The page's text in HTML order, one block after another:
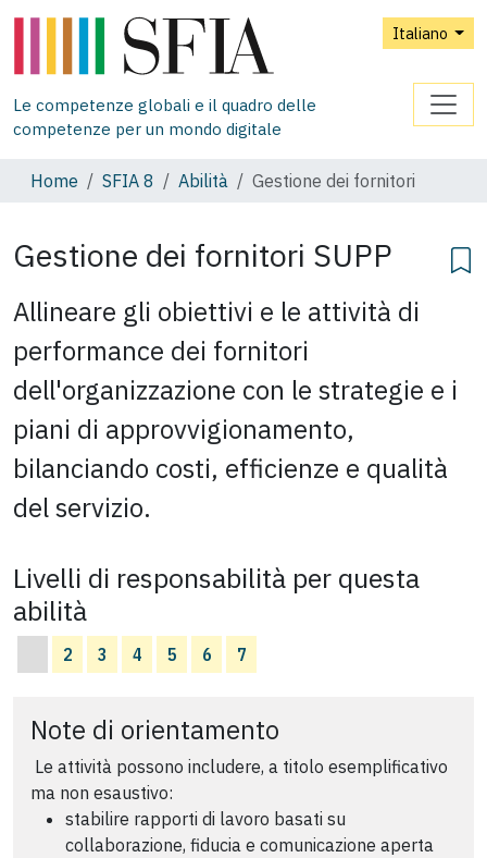
Italiano
Le competenze globali e il quadro delle
competenze per un mondo digitale
Home SFIA 8 Abilità Gestione dei fornitori
Gestione dei fornitori SUPP
Allineare gli obiettivi e le attività di
performance dei fornitori
dell'organizzazione con le strategie e i
piani di approvvigionamento,
bilanciando costi, efficienze e qualità
del servizio.
Livelli di responsabilità per questa
abilità
2 3 4 5 6 7
Note di orientamento
Le attività possono includere, a titolo esemplificativo
ma non esaustivo:
stabilire rapporti di lavoro basati su
collaborazione, fiducia e comunicazione aperta